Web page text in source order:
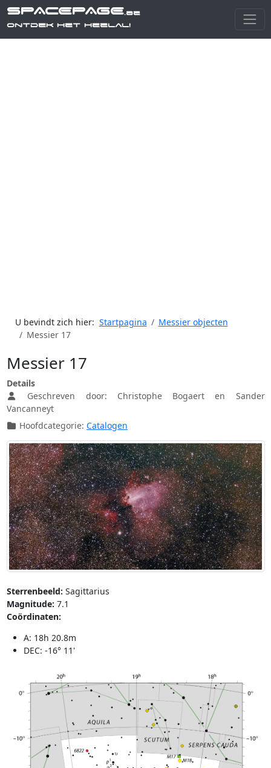
SPACEPAGE.be
Ontdek het heelal!
U bevindt zich hier: Startpagina
Messier objecten
Messier 17
Messier 17
Details
Geschreven door: Christophe Bogaert en Sander
Vancanneyt
Hoofdcategorie: Catalogen
Sterrenbeeld: Sagittarius
Magnitude: 7.1
Coördinaten:
A: 18h 20.8m
DEC: -16° 11'